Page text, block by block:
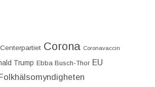
Centerpartiet‎ Corona Coronavaccin
Trump Ebba Busch-Thor EU